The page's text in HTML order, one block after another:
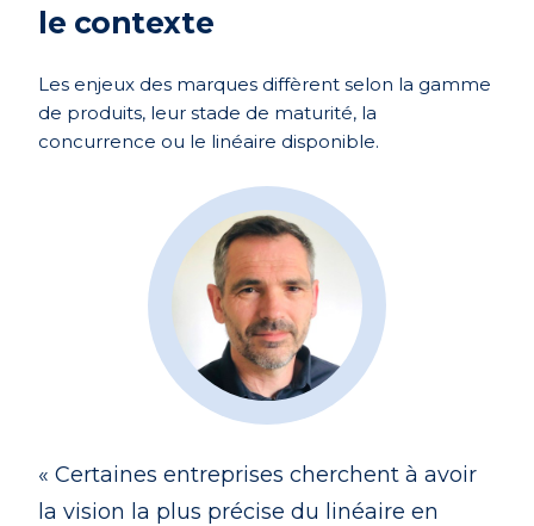
le contexte
Les enjeux des marques diffèrent selon la gamme
de produits, leur stade de maturité, la
concurrence ou le linéaire disponible.
« Certaines entreprises cherchent à avoir
la vision la plus précise du linéaire en